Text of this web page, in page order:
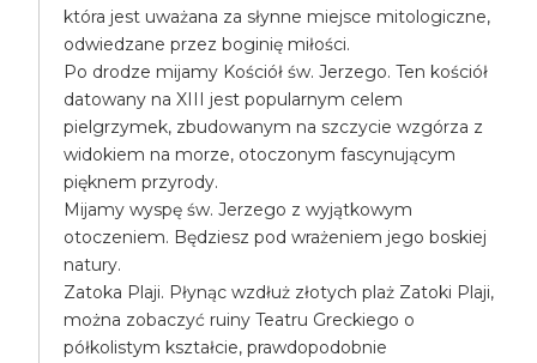
która jest uważana za słynne miejsce mitologiczne,
odwiedzane przez boginię miłości.
Po drodze mijamy Kościół św. Jerzego. Ten kościół
datowany na XIII jest popularnym celem
pielgrzymek, zbudowanym na szczycie wzgórza z
widokiem na morze, otoczonym fascynującym
pięknem przyrody.
Mijamy wyspę św. Jerzego z wyjątkowym
otoczeniem. Będziesz pod wrażeniem jego boskiej
natury.
Zatoka Plaji. Płynąc wzdłuż złotych plaż Zatoki Plaji,
można zobaczyć ruiny Teatru Greckiego o
półkolistym kształcie, prawdopodobnie